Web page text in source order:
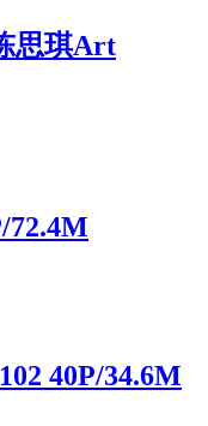
思琪Art
72.4M
40P/34.6M